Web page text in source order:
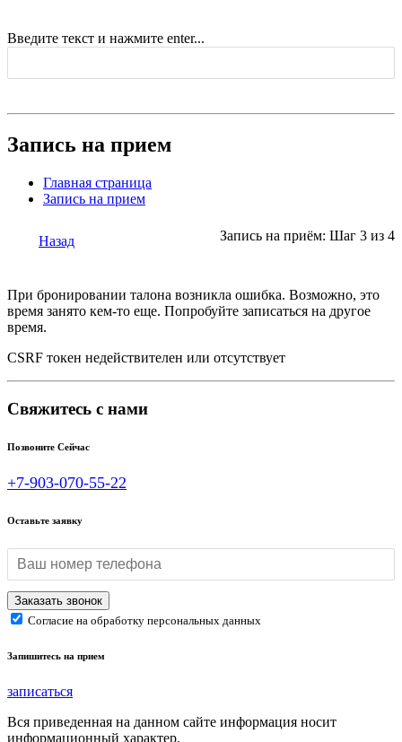
Введите текст и нажмите enter...
Запись на прием
Главная страница
Запись на прием
Назад Запись на приём: Шаг 3 из 4
При бронировании талона возникла ошибка. Возможно, это
время занято кем-то еще. Попробуйте записаться на другое
время.
CSRF токен недействителен или отсутствует
Свяжитесь с нами
Позвоните Сейчас
+7-903-070-55-22
Оставьте заявку
Согласие на обработку персональных данных
Запишитесь на прием
записаться
Вся приведенная на данном сайте информация носит
информационный характер.